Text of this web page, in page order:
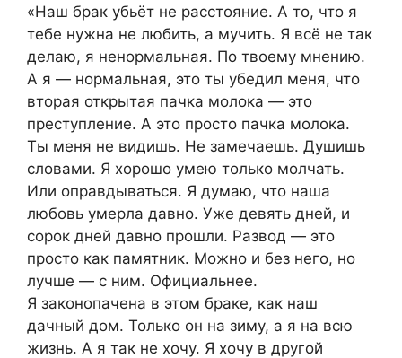
«Наш брак убьёт не расстояние. А то, что я
тебе нужна не любить, а мучить. Я всё не так
делаю, я ненормальная. По твоему мнению.
А я — нормальная, это ты убедил меня, что
вторая открытая пачка молока — это
преступление. А это просто пачка молока.
Ты меня не видишь. Не замечаешь. Душишь
словами. Я хорошо умею только молчать.
Или оправдываться. Я думаю, что наша
любовь умерла давно. Уже девять дней, и
сорок дней давно прошли. Развод — это
просто как памятник. Можно и без него, но
лучше — с ним. Официальнее.
Я законопачена в этом браке, как наш
дачный дом. Только он на зиму, а я на всю
жизнь. А я так не хочу. Я хочу в другой